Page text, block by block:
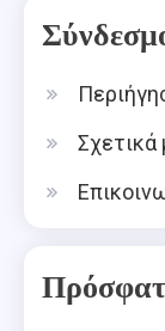
Σχετικά